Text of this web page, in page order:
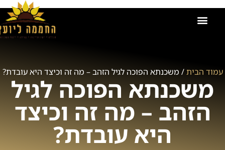
עמוד הבית/ משכנתא הפוכה לגיל הזהב – מה זה וכיצד היא עובדת?
משכנתא הפוכה לגיל
הזהב – מה זה וכיצד
היא עובדת?